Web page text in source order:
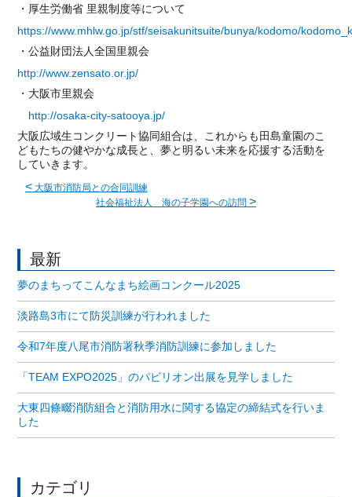
・厚生労働省 里親制度等について
https://www.mhlw.go.jp/stf/seisakunitsuite/bunya/kodomo/
・公益財団法人全国里親会
http://www.zensato.or.jp/
・大阪市里親会
http://osaka-city-satooya.jp/
大阪広域生コンクリート協同組合は、これからも田島童園のこ
どもたちの健やかな成長と、夢と明るい未来を応援する活動を
していきます。
<大阪市消防局との合同訓練
社会福祉法人 海の子学園への訪問 >
最新
夢のまちってこんなまち絵画コンクール2025
淡路島3市にて防災訓練が行われました
令和7年度八尾市消防署秋季消防訓練に参加しました
「TEAM EXPO2025」のパビリオン出展を見学しました
大東四條畷消防組合と消防用水に関する協定の締結式を行いま
した
カテゴリ